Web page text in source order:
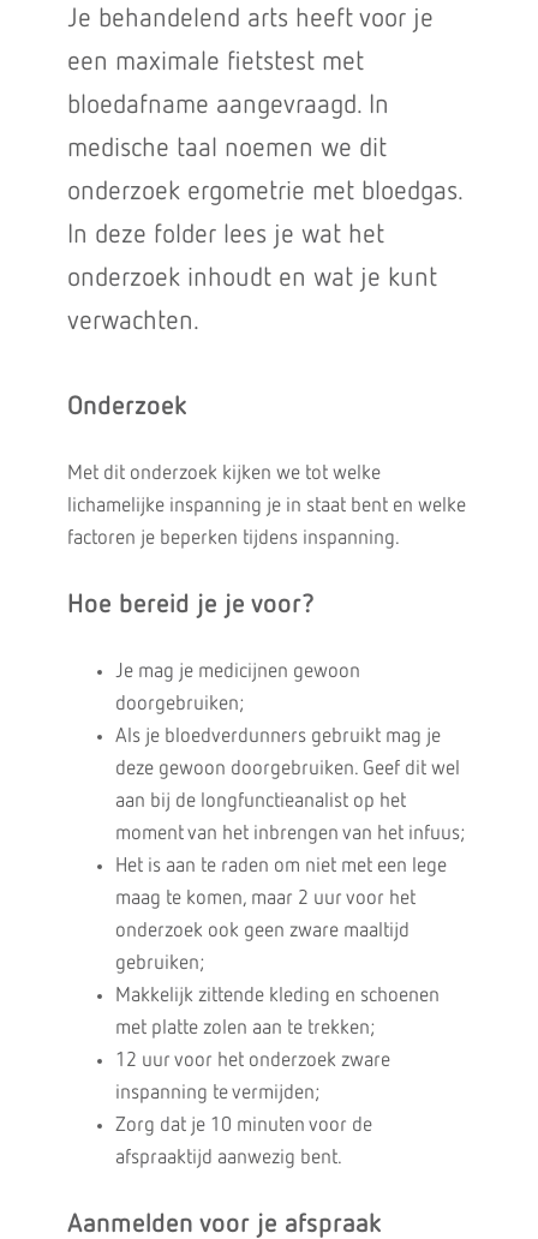
Je behandelend arts heeft voor je
een maximale fietstest met
bloedafname aangevraagd. In
medische taal noemen we dit
onderzoek ergometrie met bloedgas.
In deze folder lees je wat het
onderzoek inhoudt en wat je kunt
verwachten.
Onderzoek
Met dit onderzoek kijken we tot welke
lichamelijke inspanning je in staat bent en welke
factoren je beperken tijdens inspanning.
Hoe bereid je je voor?
Je mag je medicijnen gewoon
doorgebruiken;
Als je bloedverdunners gebruikt mag je
deze gewoon doorgebruiken. Geef dit wel
aan bij de longfunctieanalist op het
moment van het inbrengen van het infuus;
Het is aan te raden om niet met een lege
maag te komen, maar 2 uur voor het
onderzoek ook geen zware maaltijd
gebruiken;
Makkelijk zittende kleding en schoenen
met platte zolen aan te trekken;
12 uur voor het onderzoek zware
inspanning te vermijden;
Zorg dat je 10 minuten voor de
afspraaktijd aanwezig bent.
Aanmelden voor je afspraak